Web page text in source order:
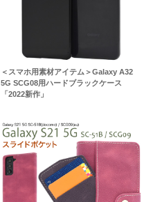
＜スマホ用素材アイテム＞Galaxy A32
5G SCG08用ハードブラックケース
「2022新作」